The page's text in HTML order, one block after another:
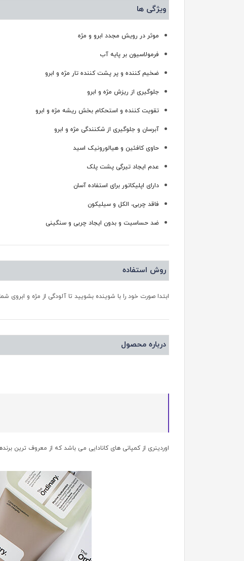
ویژگی ها
موثر در رویش مجدد ابرو و مژه
فرمولاسیون بر پایه آب
ضخیم کننده و پر پشت کننده تار مژه و ابرو
جلوگیری از ریزش مژه و ابرو
تقویت کننده و استحکام بخش ریشه مژه و ابرو
آبرسان و جلوگیری از شکنندگی مژه و ابرو
حاوی کافئین و هیالورونیک اسید
عدم ایجاد تیرگی پشت پلک
دارای اپلیکاتور برای استفاده آسان
فاقد چربی، الکل و سیلیکون
ضد حساسیت و بدون ایجاد چربی و سنگینی
روش استفاده
ابتدا صورت خود را با شوینده بشویید تا آلودگی از مژه و ابروی
درباره محصول
اوردینری از کمپانی های کانادایی می باشد که از معروف ترین